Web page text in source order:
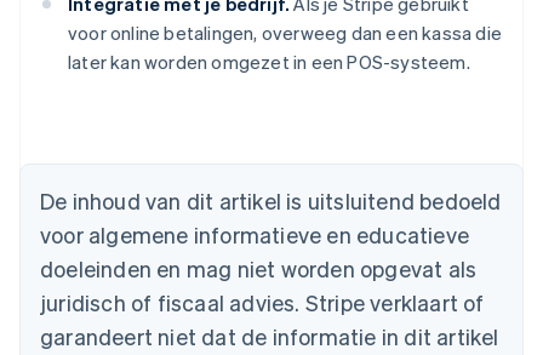
voor online betalingen, overweeg dan een kassa die
later kan worden omgezet in een POS-systeem.
De inhoud van dit artikel is uitsluitend bedoeld
voor algemene informatieve en educatieve
doeleinden en mag niet worden opgevat als
juridisch of fiscaal advies. Stripe verklaart of
garandeert niet dat de informatie in dit artikel
English
Nederlands FrançaisDeutschEnglish
Brazilië
Português
Bulgarije
English
Canada